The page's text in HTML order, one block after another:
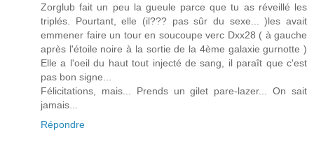
Zorglub fait un peu la gueule parce que tu as réveillé les
triplés. Pourtant, elle (il??? pas sûr du sexe... )les avait
emmener faire un tour en soucoupe verc Dxx28 ( à gauche
après l'étoile noire à la sortie de la 4ème galaxie gurnotte )
Elle a l'oeil du haut tout injecté de sang, il paraît que c'est
pas bon signe...
Félicitations, mais... Prends un gilet pare-lazer... On sait
jamais...
Répondre